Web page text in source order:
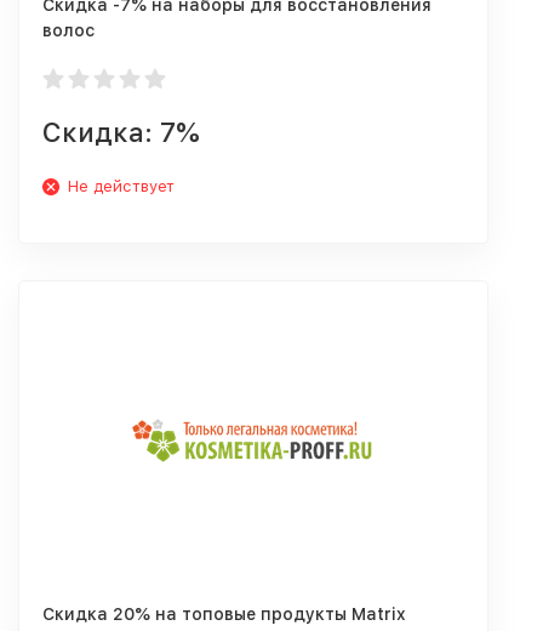
Скидка -7% на наборы для восстановления
волос
Скидка: 7%
Не действует
Скидка 20% на топовые продукты Matrix